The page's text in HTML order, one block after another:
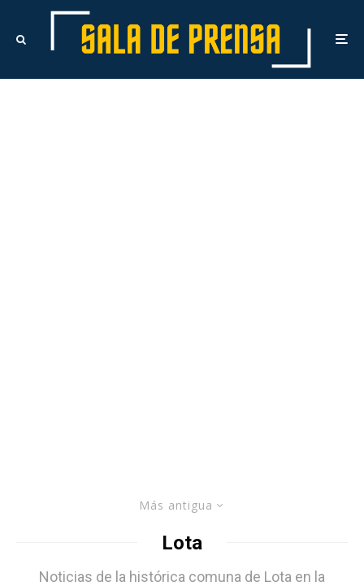
Más antigua
Lota
Noticias de la histórica comuna de Lota en la